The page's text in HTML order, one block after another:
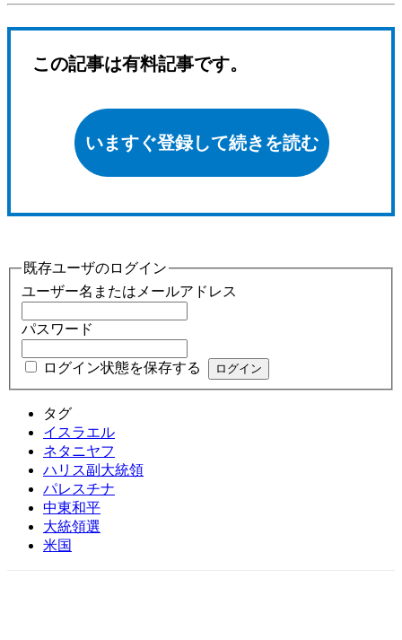
この記事は有料記事です。
いますぐ登録して続きを読む
既存ユーザのログイン
ユーザー名またはメールアドレス
パスワード
ログイン状態を保存する
タグ
イスラエル
ネタニヤフ
ハリス副大統領
パレスチナ
中東和平
大統領選
米国